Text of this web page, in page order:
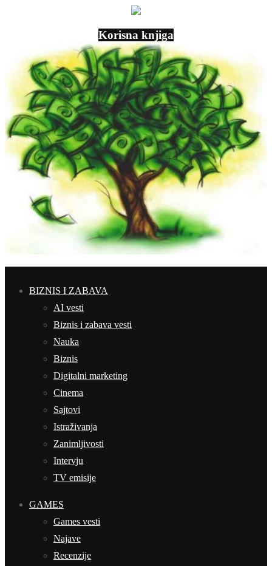
Korisna knjiga
BIZNIS I ZABAVA
AI vesti
Biznis i zabava vesti
Nauka
Biznis
Digitalni marketing
Cinema
Sajtovi
Istraživanja
Zanimljivosti
Intervju
TV emisije
GAMES
Games vesti
Najave
Recenzije